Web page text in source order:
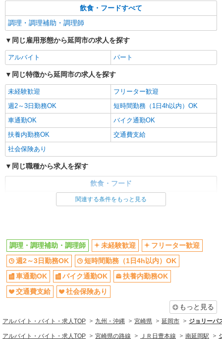
飲食・フードすべて
調理・調理補助・調理師
同じ雇用形態から延岡市の求人を探す
アルバイト パート
同じ特徴から延岡市の求人を探す
未経験歓迎
フリーター歓迎
週2～3日勤務OK
短時間勤務（1日4h以内）OK
車通勤OK
バイク通勤OK
扶養内勤務OK
交通費支給
社会保険あり
同じ職種から求人を探す
飲食・フード
調理・調理補助・調理師
短時間勤務（1日4h以内）OK
車通勤OK
扶養内勤務OK
交通費支給
社会保険あり
関連する条件をもっと見る
調理・調理補助・調理師 未経験歓迎
フリーター歓迎
週2～3日勤務OK
短時間勤務（1日4h以内）OK
車通勤OK
バイク通勤OK
扶養内勤務OK
交通費支給
社会保険あり
もっと見る
アルバイト・バイト・求人TOP 九州・沖縄 宮崎県 延岡市 ジョリーパ
アルバイト・バイト・求人TOP 宮崎県の路線 ＪＲ日豊本線 南延岡駅